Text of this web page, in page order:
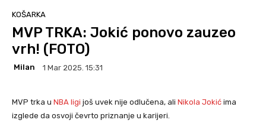
KOŠARKA
MVP TRKA: Jokić ponovo zauzeo
vrh! (FOTO)
Milan 1 Mar 2025. 15:31
MVP trka u NBA ligi još uvek nije odlučena, ali Nikola Jokić ima
izglede da osvoji čevrto priznanje u karijeri.